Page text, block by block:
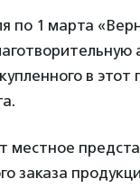
по 1 марта
в
местное
заказа